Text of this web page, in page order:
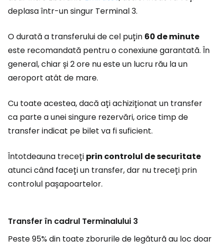
deplasa într-un singur Terminal 3.
O durată a transferului de cel puțin 60 de minute
este recomandată pentru o conexiune garantată. În
general, chiar și 2 ore nu este un lucru rău la un
aeroport atât de mare.
Cu toate acestea, dacă ați achiziționat un transfer
ca parte a unei singure rezervări, orice timp de
transfer indicat pe bilet va fi suficient.
Întotdeauna treceți prin controlul de securitate
atunci când faceți un transfer, dar nu treceți prin
controlul pașapoartelor.
Transfer în cadrul Terminalului 3
Peste 95% din toate zborurile de legătură au loc doar